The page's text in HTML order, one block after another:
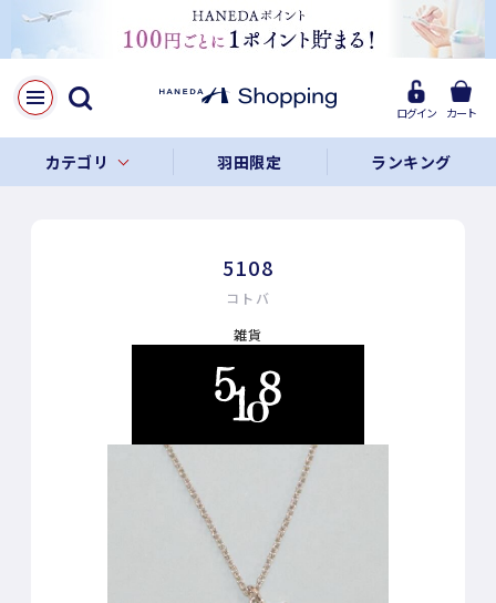
ログイン カート
カテゴリ 羽田限定 ランキング
5108
コトバ
雑貨